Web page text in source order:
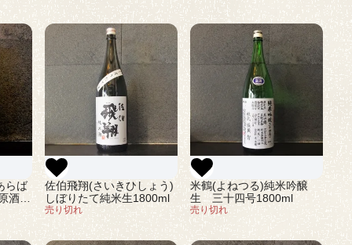
らば
酒
佐伯飛翔(さいきひしょう)
しぼりたて純米生1800ml
売り切れ
米鶴(よねつる)純米吟醸
生 三十四号1800ml
売り切れ